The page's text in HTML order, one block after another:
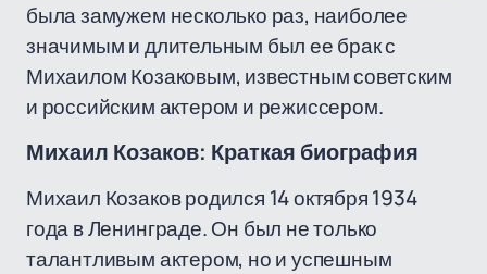
была замужем несколько раз, наиболее
значимым и длительным был ее брак с
Михаилом Козаковым, известным советским
и российским актером и режиссером.
Михаил Козаков: Краткая биография
Михаил Козаков родился 14 октября 1934
года в Ленинграде. Он был не только
талантливым актером, но и успешным